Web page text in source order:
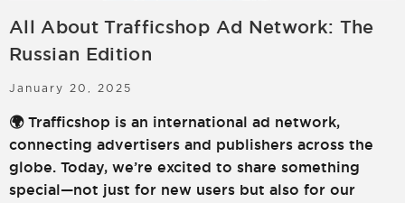
Billing Support
All About Trafficshop Ad Network: The
Russian Edition
January 20, 2025
🌍 Trafficshop is an international ad network,
connecting advertisers and publishers across the
globe. Today, we’re excited to share something
special—not just for new users but also for our